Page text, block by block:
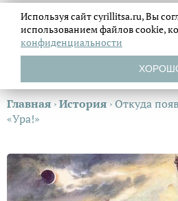
Главная ›История ›Откуда
«Ура!»
Используя сайт cyrillitsa.ru, Вы
использованием файловcookie,
конфиденциальности